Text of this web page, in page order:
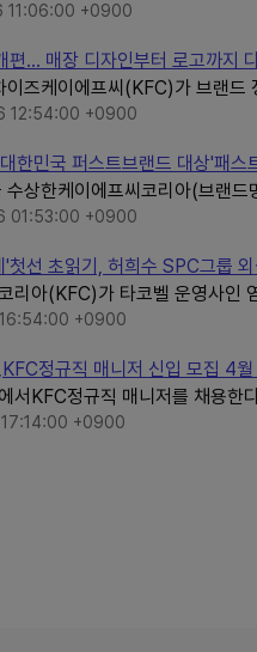
11:06:00 +0900
편... 매장 디자인부터 로고까지
이즈케이에프씨(KFC)가 브랜
12:54:00 +0900
한민국 퍼스트브랜드 대상'패스
수상한케이에프씨코리아(브랜
01:53:00 +0900
'첫선 초읽기, 허희수 SPC그룹
리아(KFC)가 타코벨 운영사
+0900
정규직 매니저 신입 모집 4
서KFC정규직 매니저를 채용
+0900